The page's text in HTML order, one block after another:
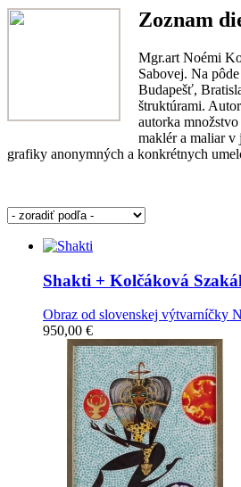
Zoznam
Mgr.art Noémi
Sabovej. Na
Budapešť,
štruktúrami.
autorka
maklér a maliar v
grafiky anonymných a konkrétnych
Shakti + Kolčáková
Obraz od slovenskej výtvarníčky
950,00 €